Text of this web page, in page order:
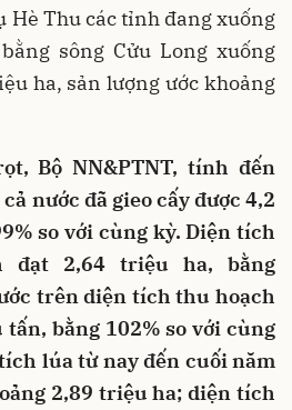
Hè Thu các tỉnh đang xuống
sông Cửu Long xuống
ha, sản lượng ước khoảng
Bộ NN&PTNT, tính đến
nước đã gieo cấy được 4,2
so với cùng kỳ. Diện tích
đạt 2,64 triệu ha, bằng
trên diện tích thu hoạch
bằng 102% so với cùng
lúa từ nay đến cuối năm
2,89 triệu ha; diện tích